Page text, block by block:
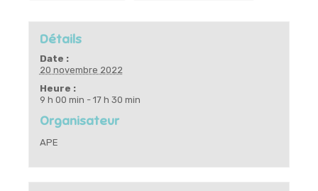
Détails
Date :
20 novembre 2022
Heure :
9 h 00 min - 17 h 30 min
Organisateur
APE